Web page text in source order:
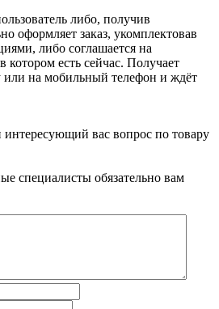
либо, получив
оформляет заказ, укомплектовав
либо соглашается на
есть сейчас. Получает
или на мобильный телефон и ждёт
вас вопрос по товару
специалисты обязательно вам